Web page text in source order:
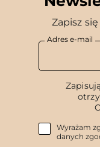
Zapisz
Adres e-mail
Wyrażam
danych